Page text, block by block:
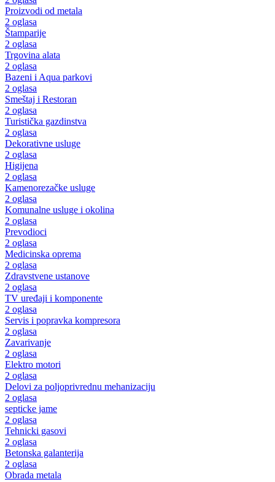
Proizvodi od metala
2 oglasa
Štamparije
2 oglasa
Trgovina alata
2 oglasa
Bazeni i Aqua parkovi
2 oglasa
Smeštaj i Restoran
2 oglasa
Turistička gazdinstva
2 oglasa
Dekorativne usluge
2 oglasa
Higijena
2 oglasa
Kamenorezačke usluge
2 oglasa
Komunalne usluge i okolina
2 oglasa
Prevodioci
2 oglasa
Medicinska oprema
2 oglasa
Zdravstvene ustanove
2 oglasa
TV uređaji i komponente
2 oglasa
Servis i popravka kompresora
2 oglasa
Zavarivanje
2 oglasa
Elektro motori
2 oglasa
Delovi za poljoprivrednu mehanizaciju
2 oglasa
septicke jame
2 oglasa
Tehnicki gasovi
2 oglasa
Betonska galanterija
2 oglasa
Obrada metala